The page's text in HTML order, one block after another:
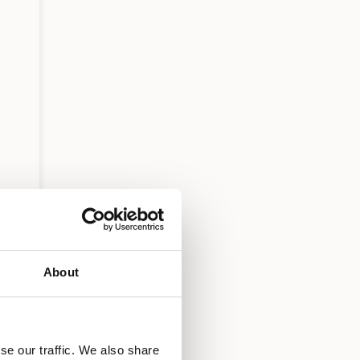
About
our traffic. We also share